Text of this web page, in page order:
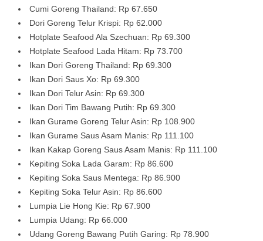
Cumi Goreng Thailand: Rp 67.650
Dori Goreng Telur Krispi: Rp 62.000
Hotplate Seafood Ala Szechuan: Rp 69.300
Hotplate Seafood Lada Hitam: Rp 73.700
Ikan Dori Goreng Thailand: Rp 69.300
Ikan Dori Saus Xo: Rp 69.300
Ikan Dori Telur Asin: Rp 69.300
Ikan Dori Tim Bawang Putih: Rp 69.300
Ikan Gurame Goreng Telur Asin: Rp 108.900
Ikan Gurame Saus Asam Manis: Rp 111.100
Ikan Kakap Goreng Saus Asam Manis: Rp 111.100
Kepiting Soka Lada Garam: Rp 86.600
Kepiting Soka Saus Mentega: Rp 86.900
Kepiting Soka Telur Asin: Rp 86.600
Lumpia Lie Hong Kie: Rp 67.900
Lumpia Udang: Rp 66.000
Udang Goreng Bawang Putih Garing: Rp 78.900